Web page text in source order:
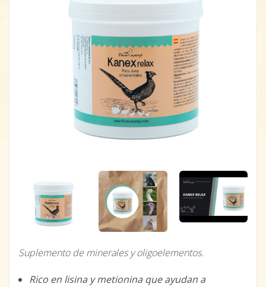
Suplemento de minerales y oligoelementos.
Rico en lisina y metionina que ayudan a